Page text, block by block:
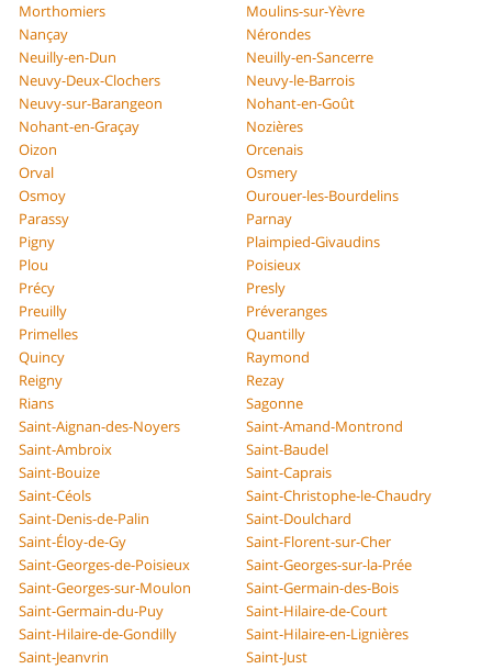
Morthomiers
Moulins-sur-Yèvre
Nançay
Nérondes
Neuilly-en-Dun
Neuilly-en-Sancerre
Neuvy-Deux-Clochers
Neuvy-le-Barrois
Neuvy-sur-Barangeon
Nohant-en-Goût
Nohant-en-Graçay
Nozières
Oizon
Orcenais
Orval
Osmery
Osmoy
Ourouer-les-Bourdelins
Parassy
Parnay
Pigny
Plaimpied-Givaudins
Plou
Poisieux
Précy
Presly
Preuilly
Préveranges
Primelles
Quantilly
Quincy
Raymond
Reigny
Rezay
Rians
Sagonne
Saint-Aignan-des-Noyers
Saint-Amand-Montrond
Saint-Ambroix
Saint-Baudel
Saint-Bouize
Saint-Caprais
Saint-Céols
Saint-Christophe-le-Chaudry
Saint-Denis-de-Palin
Saint-Doulchard
Saint-Éloy-de-Gy
Saint-Florent-sur-Cher
Saint-Georges-de-Poisieux
Saint-Georges-sur-la-Prée
Saint-Georges-sur-Moulon
Saint-Germain-des-Bois
Saint-Germain-du-Puy
Saint-Hilaire-de-Court
Saint-Hilaire-de-Gondilly
Saint-Hilaire-en-Lignières
Saint-Jeanvrin
Saint-Just